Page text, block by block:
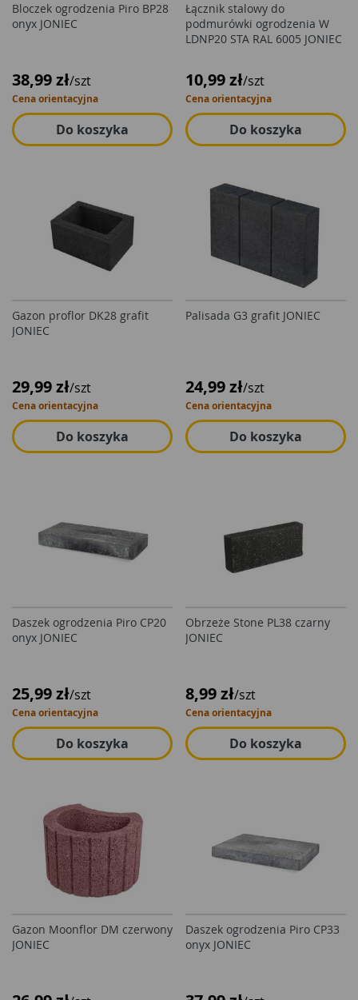
Bloczek ogrodzenia Piro BP28
onyx JONIEC
38,99 zł/szt
Cena orientacyjna
Do koszyka
Łącznik stalowy do
podmurówki ogrodzenia W
LDNP20 STA RAL 6005 JONIEC
10,99 zł/szt
Cena orientacyjna
Do koszyka
Gazon proflor DK28 grafit
JONIEC
29,99 zł/szt
Cena orientacyjna
Do koszyka
Palisada G3 grafit JONIEC
24,99 zł/szt
Cena orientacyjna
Do koszyka
Daszek ogrodzenia Piro CP20
onyx JONIEC
25,99 zł/szt
Cena orientacyjna
Do koszyka
Obrzeże Stone PL38 czarny
JONIEC
8,99 zł/szt
Cena orientacyjna
Do koszyka
Gazon Moonflor DM czerwony
JONIEC
Daszek ogrodzenia Piro CP33
onyx JONIEC